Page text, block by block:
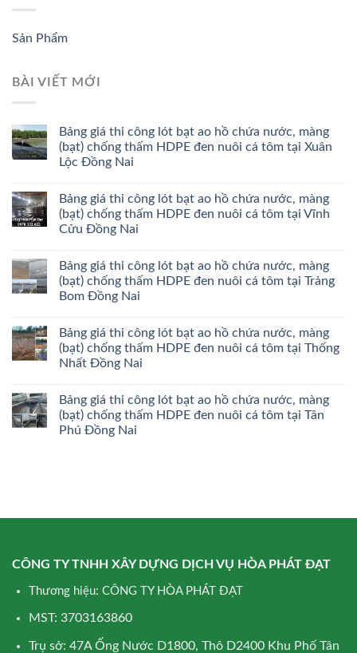
Sản Phẩm
BÀI VIẾT MỚI
Bảng giá thi công lót bạt ao hồ chứa nước, màng
(bạt) chống thấm HDPE đen nuôi cá tôm tại Xuân
Lộc Đồng Nai
Bảng giá thi công lót bạt ao hồ chứa nước, màng
(bạt) chống thấm HDPE đen nuôi cá tôm tại Vĩnh
Cửu Đồng Nai
Bảng giá thi công lót bạt ao hồ chứa nước, màng
(bạt) chống thấm HDPE đen nuôi cá tôm tại Trảng
Bom Đồng Nai
Bảng giá thi công lót bạt ao hồ chứa nước, màng
(bạt) chống thấm HDPE đen nuôi cá tôm tại Thống
Nhất Đồng Nai
Bảng giá thi công lót bạt ao hồ chứa nước, màng
(bạt) chống thấm HDPE đen nuôi cá tôm tại Tân
Phú Đồng Nai
CÔNG TY TNHH XÂY DỰNG DỊCH VỤ HÒA PHÁT ĐẠT
Thương hiệu: CÔNG TY HÒA PHÁT ĐẠT
MST: 3703163860
Trụ sở: 47A Ống Nước D1800, Thô D2400 Khu Phố Tân